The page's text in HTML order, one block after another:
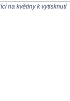
na květiny k vytisknutí